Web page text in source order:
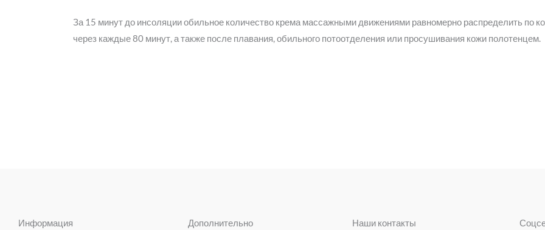
За 15 минут до инсоляции обильное количество крема массажными движениями равномерно распределить по
через каждые 80 минут, а также после плавания, обильного потоотделения или просушивания кожи полотенцем.
Информация Дополнительно Наши контакты